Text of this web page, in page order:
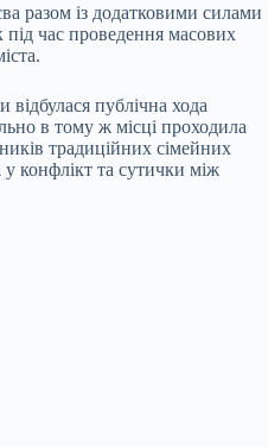
разом із додатковими силами
під час проведення масових
відбулася публічна хода
в тому ж місці проходила
традиційних сімейних
конфлікт та сутички між